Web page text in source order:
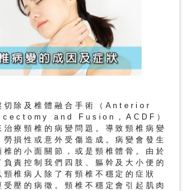
切除及椎體融合手術（Anterior
and Fusion，ACDF）
治療頸椎的病變問題。導致頸椎病變
勞損性或意外受傷造成。病變會發生
椎的小面關節，或是頸椎體骨。由於
負責控制我們四肢、軀幹及大小便的
頸椎病人除了有頸椎不穩定的症狀
受壓的病徵。頸椎不穩定會引起肌肉